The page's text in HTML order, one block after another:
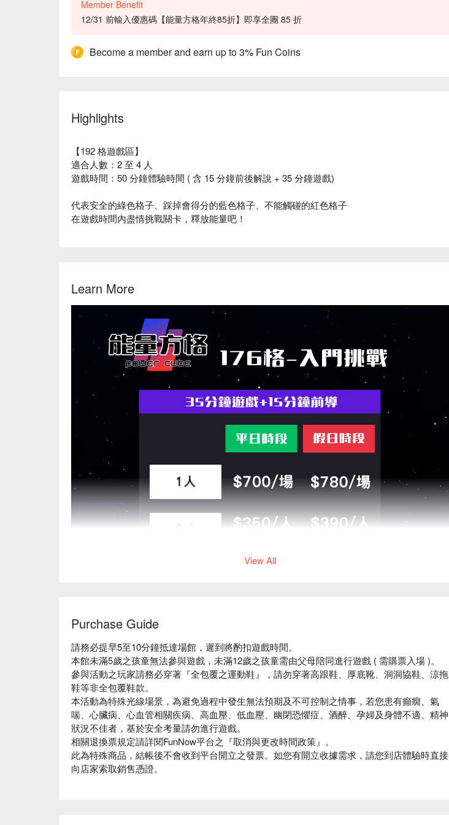
Member Benefit
12/31 前輸入優惠碼【能量方格年終85折】即享全團 85 折
Become a member and earn up to 3% Fun Coins
Highlights
【192 格遊戲區】
適合人數：2 至 4 人
遊戲時間：50 分鐘體驗時間 ( 含 15 分鐘前後解說 + 35 分鐘遊戲)
代表安全的綠色格子、踩掉會得分的藍色格子、不能觸碰的紅色格子
在遊戲時間內盡情挑戰關卡，釋放能量吧！
Learn More
【192 格遊戲區】
適合人數：2 至 4 人
遊戲時間：50 分鐘體驗時間 ( 含 15 分鐘前後解說 + 45 分鐘遊戲)
代表安全的 綠色格子、踩掉會得分的藍色格子
在遊戲時間內盡情挑戰關卡，釋放能量吧！
【活動提醒】
View All
Purchase Guide
請務必提早5至10分鐘抵達場館，遲到將酌扣遊戲時間。
本館未滿5歲之孩童無法參與遊戲，未滿12歲之孩童需由父母陪同進行遊戲 ( 需購票入場 )。
參與活動之玩家請務必穿著『全包覆之運動鞋』，請勿穿著高跟鞋、厚底靴、洞洞協鞋、涼拖
鞋等非全包覆鞋款。
本活動為特殊光線場景，為避免過程中發生無法預期及不可控制之情事，若您患有癲癇、氣
喘、心臟病、心血管相關疾病、高血壓、低血壓、幽閉恐懼症、酒醉、孕婦及身體不適、精神
狀況不佳者，基於安全考量請勿進行遊戲。
相關退換票規定請詳閱FunNow平台之『取消與更改時間政策』。
此為特殊商品，結帳後不會收到平台開立之發票。如您有開立收據需求，請您到店體驗時直接
向店家索取銷售憑證。